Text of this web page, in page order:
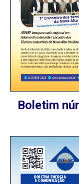
Boletim